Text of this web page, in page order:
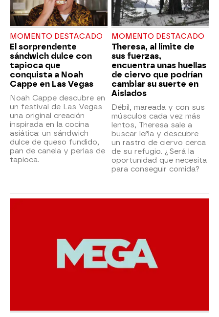
MOMENTO DESTACADO
El sorprendente
sándwich dulce con
tapioca que
conquista a Noah
Cappe en Las Vegas
Noah Cappe descubre en
un festival de Las Vegas
una original creación
inspirada en la cocina
asiática: un sándwich
dulce de queso fundido,
pan de canela y perlas de
tapioca.
MOMENTO DESTACADO
Theresa, al límite de
sus fuerzas,
encuentra unas huellas
de ciervo que podrían
cambiar su suerte en
Aislados
Débil, mareada y con sus
músculos cada vez más
lentos, Theresa sale a
buscar leña y descubre
un rastro de ciervo cerca
de su refugio. ¿Será la
oportunidad que necesita
para conseguir comida?